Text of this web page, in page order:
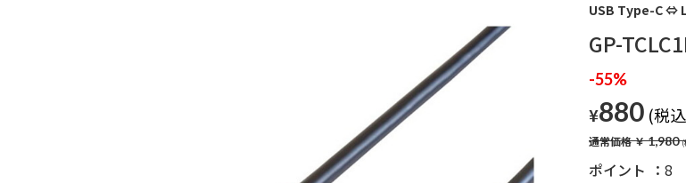
USB Type-C ⇔
GP-
-55%
¥880
通常価格￥1,980
ポイント 8